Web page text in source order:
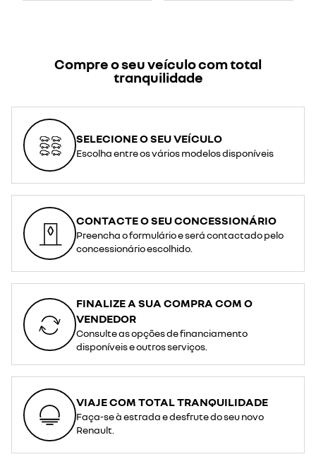
Compre o seu veículo com total
tranquilidade
SELECIONE O SEU VEÍCULO
Escolha entre os vários modelos disponíveis
CONTACTE O SEU CONCESSIONÁRIO
Preencha o formulário e será contactado pelo
concessionário escolhido.
FINALIZE A SUA COMPRA COM O
VENDEDOR
Consulte as opções de financiamento
disponíveis e outros serviços.
VIAJE COM TOTAL TRANQUILIDADE
Faça-se à estrada e desfrute do seu novo
Renault.